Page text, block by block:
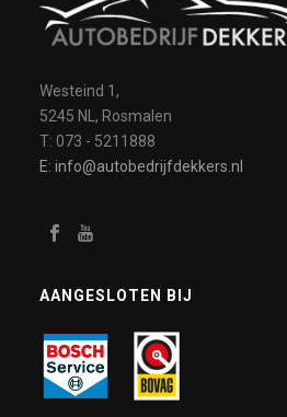
Westeind 1,
5245 NL, Rosmalen
T: 073 - 5211888
E: info@autobedrijfdekkers.nl
AANGESLOTEN BIJ